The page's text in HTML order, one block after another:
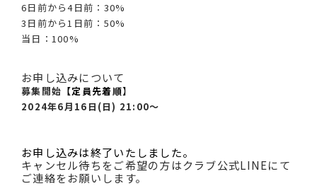
6日前から4日前：30%
3日前から1日前：50%
当日：100%
お申し込みについて
募集開始 【定員先着順】
2024年6月16日(日) 21:00～
お申し込みは終了いたしました。
キャンセル待ちをご希望の方はクラブ公式LINEにて
ご連絡をお願いします。